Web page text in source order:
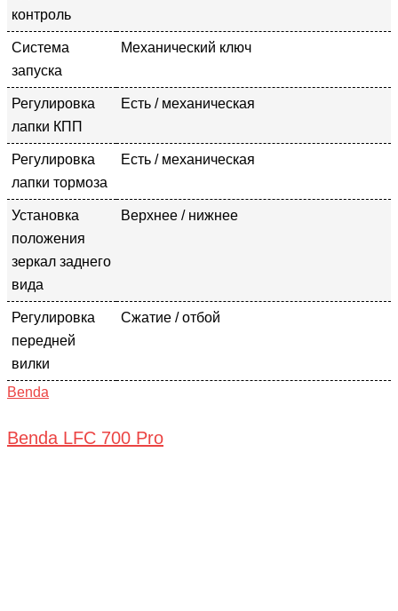
контроль
Система
запуска
Механический ключ
Регулировка
лапки КПП
Есть / механическая
Регулировка
лапки тормоза
Есть / механическая
Установка
положения
зеркал заднего
вида
Верхнее / нижнее
Регулировка
передней
вилки
Сжатие / отбой
Benda
Benda LFC 700 Pro